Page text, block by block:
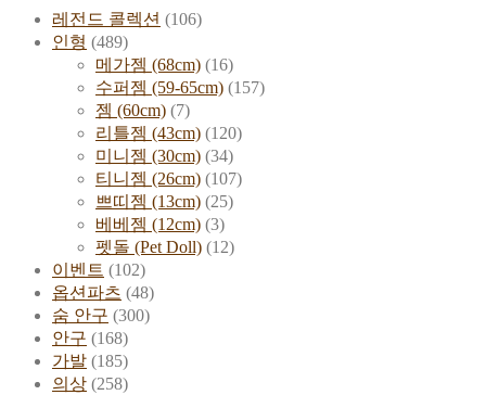
레전드 콜렉션 (106)
인형 (489)
메가젬 (68cm) (16)
수퍼젬 (59-65cm) (157)
젬 (60cm) (7)
리틀젬 (43cm) (120)
미니젬 (30cm) (34)
티니젬 (26cm) (107)
쁘띠젬 (13cm) (25)
베베젬 (12cm) (3)
펫돌 (Pet Doll) (12)
이벤트 (102)
옵션파츠 (48)
숨 안구 (300)
안구 (168)
가발 (185)
의상 (258)